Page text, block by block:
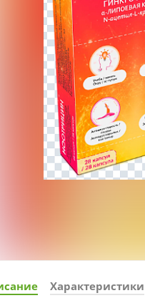
Характеристики